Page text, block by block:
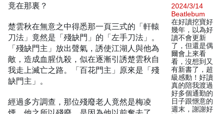
竟在那裏？
楚雲秋在無意之中得悉那一頁三式的「軒轅
刀法」竟然是「殘缺門」的「左手刀法」。
「殘缺門主」放出聲氣，誘使江湖人與他為
敵，造成血腥仇殺，似在逐漸引誘楚雲秋自
我走上滅亡之路。「百花門主」原來是「殘
缺門主」。
經過多方調查，那位殘廢老人竟然是梅凌
2024/3/14
Beatlebum
在好讀挖寶好
幾年，以為好
讀不會更新
了，但還是偶
爾會上來看
看，沒想到又
有新書了，超
級感動！好讀
真的陪我渡過
好多個通勤的
日子跟愜意的
週末，謝謝好